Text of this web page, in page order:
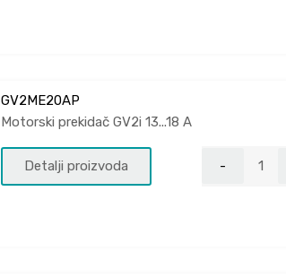
GV2ME20AP
Motorski prekidač GV2i 13...18 A
Detalji proizvoda